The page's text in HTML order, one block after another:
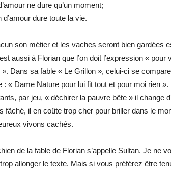
ne dure qu’un moment;
d’amour dure toute la vie.
son métier et les vaches seront bien gardées
aussi à Florian que l’on doit l’expression «
Dans sa fable « Le Grillon », celui-ci se
: « Dame Nature pour lui fit tout et pour moi rien
par jeu, « déchirer la pauvre bête » il change
fâché, il en coûte trop cher pour briller dans le
vivons cachés.
de la fable de Florian s’appelle Sultan. Je ne
allonger le texte. Mais si vous préférez être